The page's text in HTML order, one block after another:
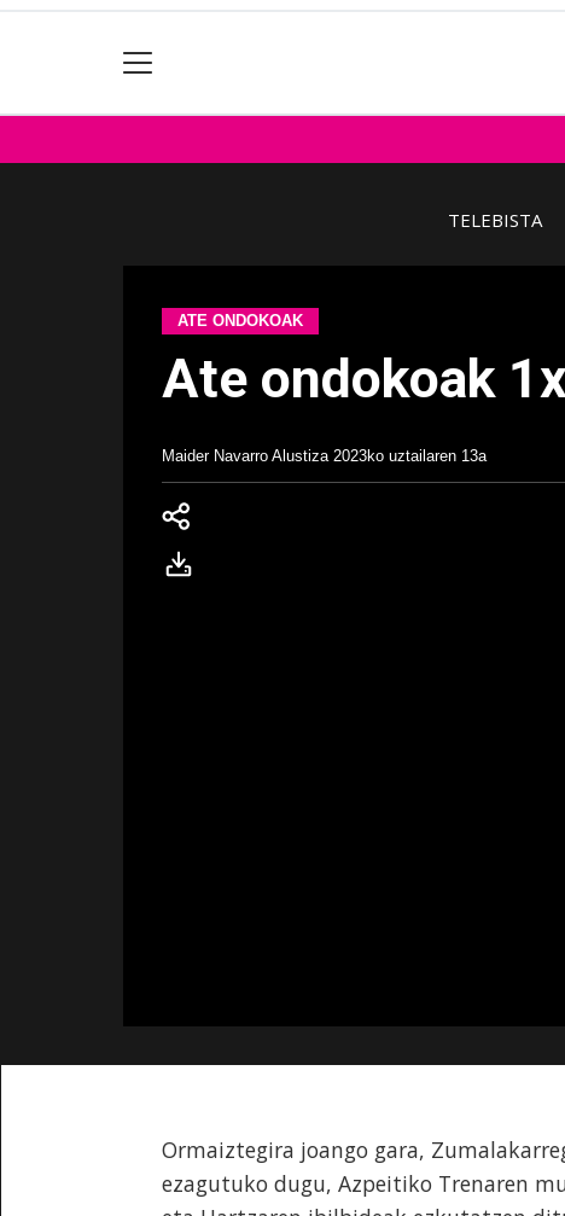
TELEBISTA
ATE ONDOKOAK
Ate ondokoak
Maider Navarro Alustiza 2023ko uztailaren 13a
Ormaiztegira joango gara,
ezagutuko dugu, Azpeitiko Trenaren